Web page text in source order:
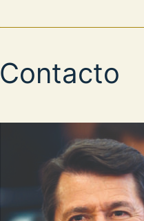
Contacto